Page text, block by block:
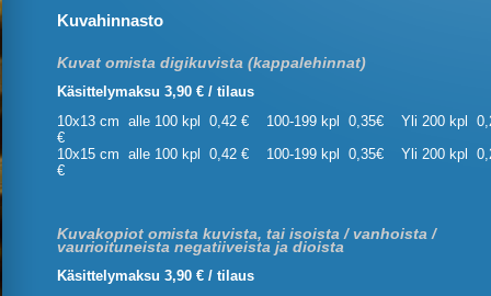
Kuvahinnasto
Kuvat omista digikuvista (kappalehinnat)
Käsittelymaksu 3,90 € / tilaus
10x13 cm alle 100 kpl 0,42 € 100-199 kpl 0,35€ Yli 200 kpl
€
10x15 cm alle 100 kpl 0,42 € 100-199 kpl 0,35€ Yli 200 kpl
€
Kuvakopiot omista kuvista, tai isoista / vanhoista /
vaurioituneista negatiiveista ja dioista
Käsittelymaksu 3,90 € / tilaus